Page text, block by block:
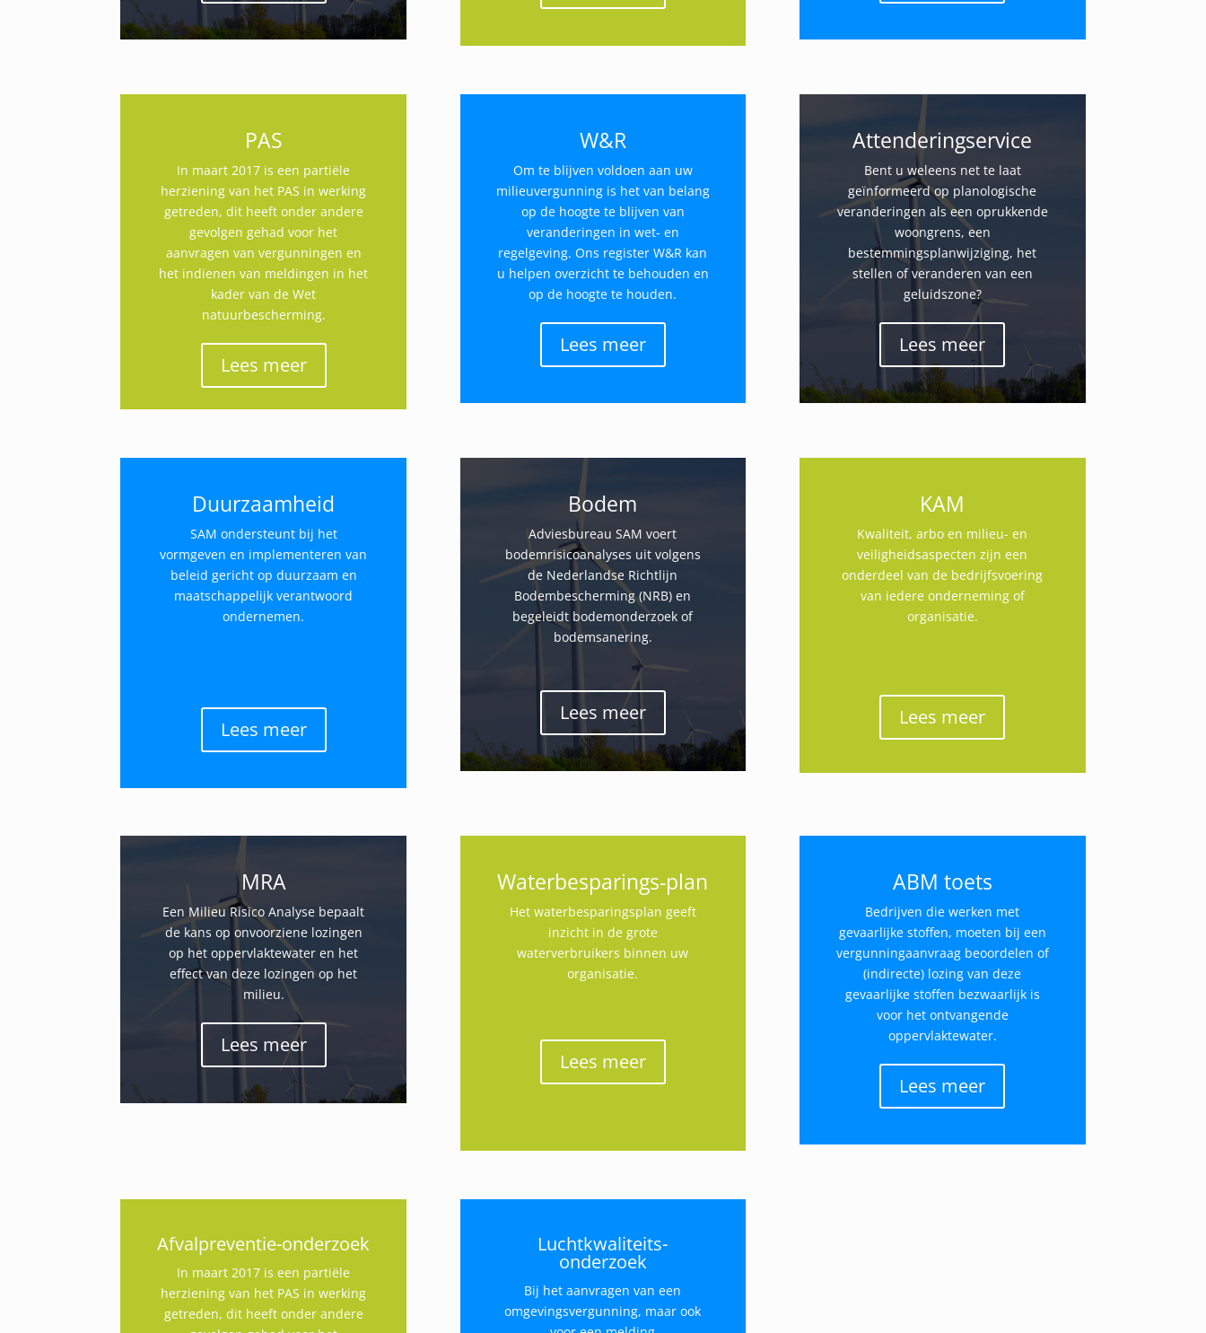
PAS
In maart 2017 is een partiële
herziening van het PAS in werking
getreden, dit heeft onder andere
gevolgen gehad voor het
aanvragen van vergunningen en
het indienen van meldingen in het
kader van de Wet
natuurbescherming.
Lees meer
W&R
Om te blijven voldoen aan uw
milieuvergunning is het van belang
op de hoogte te blijven van
veranderingen in wet- en
regelgeving. Ons register W&R kan
u helpen overzicht te behouden en
op de hoogte te houden.
Lees meer
Attenderingservice
Bent u weleens net te laat
geïnformeerd op planologische
veranderingen als een oprukkende
woongrens, een
bestemmingsplanwijziging, het
stellen of veranderen van een
geluidszone?
Lees meer
Duurzaamheid
SAM ondersteunt bij het
vormgeven en implementeren van
beleid gericht op duurzaam en
maatschappelijk verantwoord
ondernemen.
Lees meer
Bodem
Adviesbureau SAM voert
bodemrisicoanalyses uit volgens
de Nederlandse Richtlijn
Bodembescherming (NRB) en
begeleidt bodemonderzoek of
bodemsanering.
Lees meer
KAM
Kwaliteit, arbo en milieu- en
veiligheidsaspecten zijn een
onderdeel van de bedrijfsvoering
van iedere onderneming of
organisatie.
Lees meer
MRA
Een Milieu Risico Analyse bepaalt
de kans op onvoorziene lozingen
op het oppervlaktewater en het
effect van deze lozingen op het
milieu.
Lees meer
Waterbesparings-plan
Het waterbesparingsplan geeft
inzicht in de grote
waterverbruikers binnen uw
organisatie.
Lees meer
ABM toets
Bedrijven die werken met
gevaarlijke stoffen, moeten bij een
vergunningaanvraag beoordelen of
(indirecte) lozing van deze
gevaarlijke stoffen bezwaarlijk is
voor het ontvangende
oppervlaktewater.
Lees meer
Afvalpreventie-onderzoek
In maart 2017 is een partiële
herziening van het PAS in werking
getreden, dit heeft onder andere
Luchtkwaliteits-
onderzoek
Bij het aanvragen van een
omgevingsvergunning, maar ook